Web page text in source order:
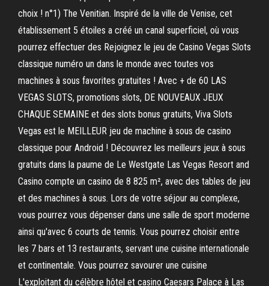
choix ! n°1) The Venitian. Inspiré de la ville de Venise, cet
établissement 5 étoiles a créé un canal superficiel, où vous
pourrez effectuer des Rejoignez le jeu de Casino Vegas Slots
classique numéro un dans le monde avec toutes vos
machines à sous favorites gratuites ! Avec + de 60 LAS
VEGAS SLOTS, promotions slots, DE NOUVEAUX JEUX
CHAQUE SEMAINE et des slots bonus gratuits, Viva Slots
Vegas est le MEILLEUR jeu de machine à sous de casino
classique pour Android ! Découvrez les meilleurs jeux à sous
gratuits dans la paume de Le Westgate Las Vegas Resort and
Casino compte un casino de 8 825 m², avec des tables de jeu
et des machines à sous. Lors de votre séjour au complexe,
vous pourrez vous dépenser dans une salle de sport moderne
ainsi qu'avec 6 courts de tennis. Vous pourrez choisir entre
les 7 bars et 13 restaurants, servant une cuisine internationale
et continentale. Vous pourrez savourer une cuisine
L'exploitant du célèbre hôtel et casino Caesars Palace à Las